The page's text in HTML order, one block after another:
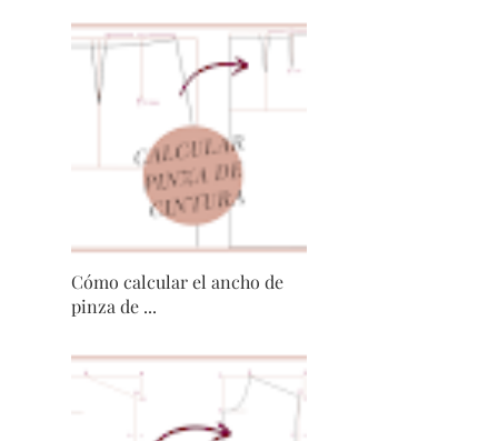
Cómo calcular el ancho de
pinza de ...